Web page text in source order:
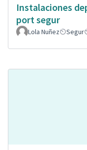
Instalaciones
port segur
Lola Nuñez Segur